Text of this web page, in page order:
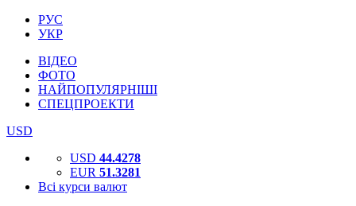
РУС
УКР
ВІДЕО
ФОТО
НАЙПОПУЛЯРНІШІ
СПЕЦПРОЕКТИ
USD
USD 44.4278
EUR 51.3281
Всі курси валют